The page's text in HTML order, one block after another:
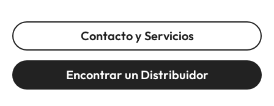
Contacto y Servicios
Encontrar un Distribuidor